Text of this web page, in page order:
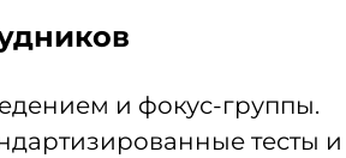
и фокус-группы.
тесты и